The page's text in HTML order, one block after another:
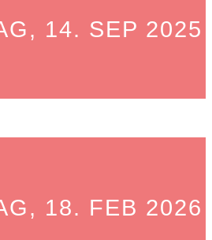
14. SEP 2025
18. FEB 2026